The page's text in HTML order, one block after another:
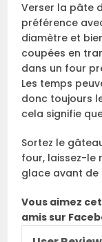
Verser la pâte
préférence
diamètre et
coupées en
dans un four
Les temps
donc toujours
cela signifie
Sortez le
four, laissez-le
glace avant de
Vous aimez
amis sur